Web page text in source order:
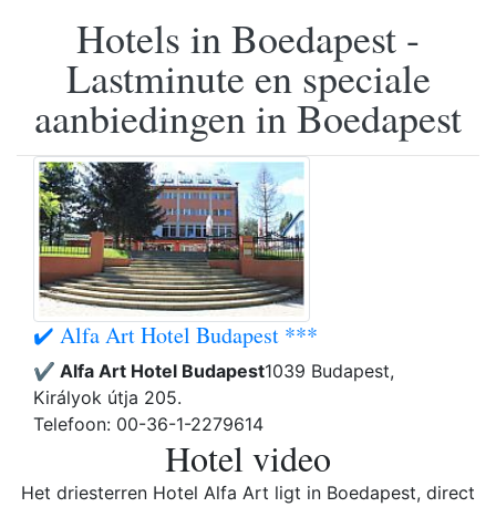
Hotels in Boedapest -
Lastminute en speciale
aanbiedingen in Boedapest
✔️ Alfa Art Hotel Budapest ***
✔️ Alfa Art Hotel Budapest1039 Budapest,
Királyok útja 205.
Telefoon: 00-36-1-2279614
Hotel video
Het driesterren Hotel Alfa Art ligt in Boedapest, direct